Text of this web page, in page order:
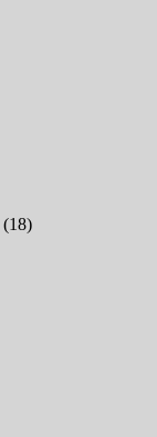
(18)